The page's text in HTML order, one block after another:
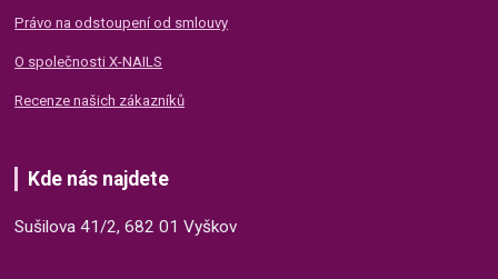
Právo na odstoupení od smlouvy
O společnosti X-NAILS
Recenze našich zákazníků
Kde nás najdete
Sušilova 41/2, 682 01 Vyškov